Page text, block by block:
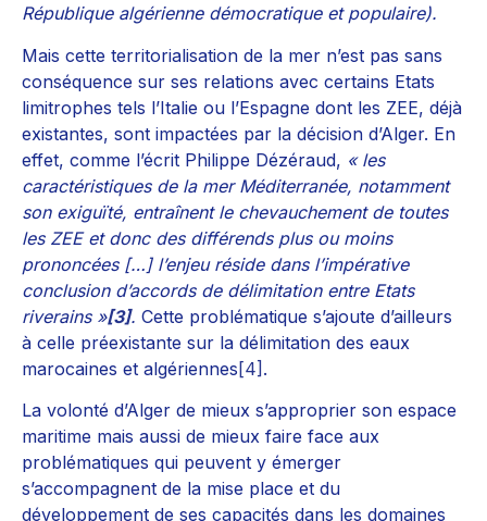
République algérienne démocratique et populaire).
Mais cette territorialisation de la mer n’est pas sans
conséquence sur ses relations avec certains Etats
limitrophes tels l’Italie ou l’Espagne dont les ZEE, déjà
existantes, sont impactées par la décision d’Alger. En
effet, comme l’écrit Philippe Dézéraud, « les
caractéristiques de la mer Méditerranée, notamment
son exiguïté, entraînent le chevauchement de toutes
les ZEE et donc des différends plus ou moins
prononcées […] l’enjeu réside dans l’impérative
conclusion d’accords de délimitation entre Etats
riverains »[3]. Cette problématique s’ajoute d’ailleurs
à celle préexistante sur la délimitation des eaux
marocaines et algériennes[4] .
La volonté d’Alger de mieux s’approprier son espace
maritime mais aussi de mieux faire face aux
problématiques qui peuvent y émerger
s’accompagnent de la mise place et du
développement de ses capacités dans les domaines